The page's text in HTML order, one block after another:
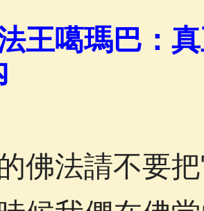
故事(38) 佛說療痔(腫瘤)
王噶瑪巴：
佛法請不要